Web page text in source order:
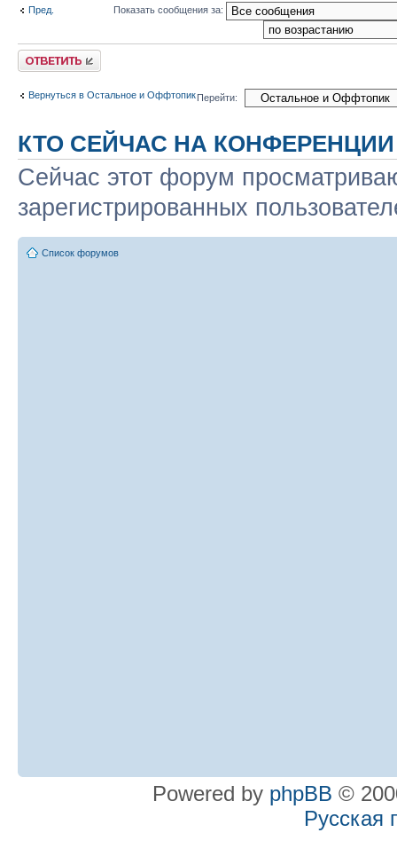
Пред. Показать сообщения за:
Ответить
Вернуться в Остальное и ОффтопикПерейти:
КТО СЕЙЧАС НА КОНФЕРЕНЦИИ
Сейчас этот форум
зарегистрированных
Список форумов
Powered by phpBB ©
Русская